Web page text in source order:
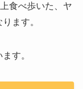
食べ歩いた、ヤ
ます。
す。